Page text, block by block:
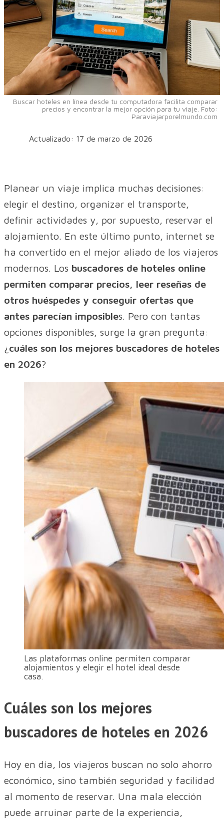
Buscar hoteles en línea desde tu computadora facilita comparar
precios y encontrar la mejor opción para tu viaje. Foto:
Paraviajarporelmundo.com
Actualizado: 17 de marzo de 2026
Planear un viaje implica muchas decisiones:
elegir el destino, organizar el transporte,
definir actividades y, por supuesto, reservar el
alojamiento. En este último punto, internet se
ha convertido en el mejor aliado de los viajeros
modernos. Los buscadores de hoteles online
permiten comparar precios, leer reseñas de
otros huéspedes y conseguir ofertas que
antes parecían imposibles. Pero con tantas
opciones disponibles, surge la gran pregunta:
¿cuáles son los mejores buscadores de hoteles
en 2026?
Las plataformas online permiten comparar
alojamientos y elegir el hotel ideal desde
casa.
Cuáles son los mejores
buscadores de hoteles en 2026
Hoy en día, los viajeros buscan no solo ahorro
económico, sino también seguridad y facilidad
al momento de reservar. Una mala elección
puede arruinar parte de la experiencia,